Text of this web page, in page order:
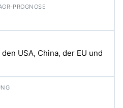
USA, China, der EU und